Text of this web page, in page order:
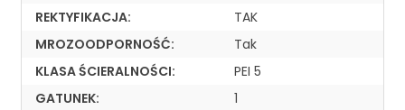
REKTYFIKACJA:
TAK
MROZOODPORNOŚĆ:
Tak
KLASA ŚCIERALNOŚCI:
PEI 5
GATUNEK:
1